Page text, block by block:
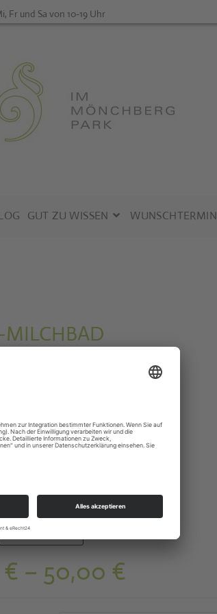
Fr und Sa von 10-19 Uhr
GUT ZU WISSEN WUNSCHTERMIN
MILCHBAD
25 Minuten I 40 Euro
als Gutschein verschenken!
Wunschtermin
€ – 50,00 €